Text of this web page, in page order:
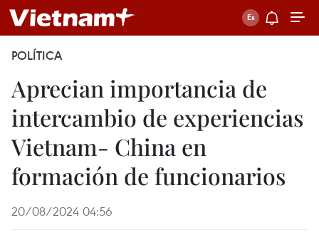
POLÍTICA
Aprecian importancia de
intercambio de experiencias
Vietnam- China en
formación de funcionarios
20/08/2024 04:56